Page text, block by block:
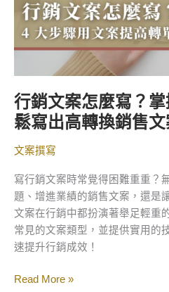
行銷文案怎麼寫？
鬆寫出高轉換銷售文
文案撰寫
寫行銷文案時常覺得困難重重？
題、增進業績的銷售文案，還是
文案在行銷中都扮演著舉足輕重
常見的文案類型，並提供實用的
速提升行銷成效！
步
鬆
寫
高
轉
換
銷
售
文
Read More »